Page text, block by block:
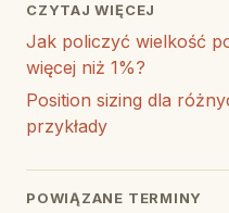
CZYTAJ WIĘCEJ
Jak policzyć wielkość
więcej niż 1%?
Position sizing dla
przykłady
POWIĄZANE TERMINY